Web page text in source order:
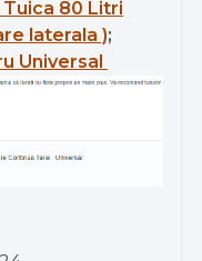
Tuica 80 Litri
laterala );
Universal